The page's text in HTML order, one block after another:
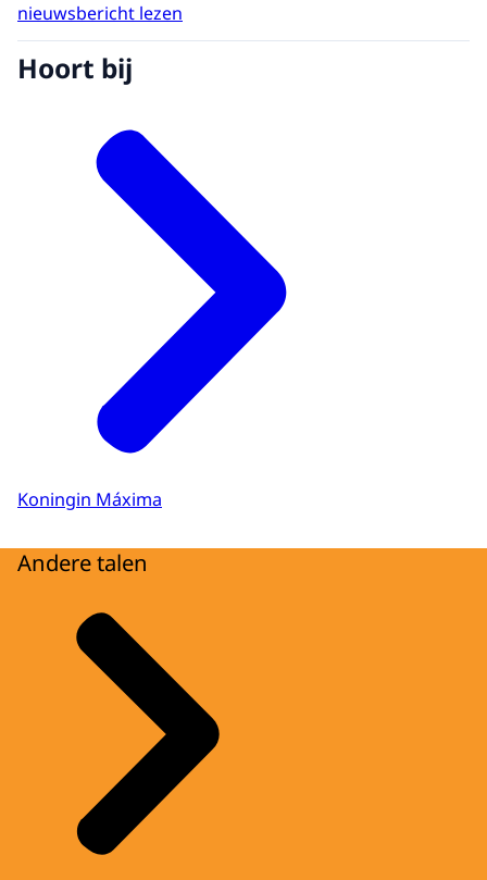
nieuwsbericht lezen
Hoort bij
Koningin Máxima
Andere talen